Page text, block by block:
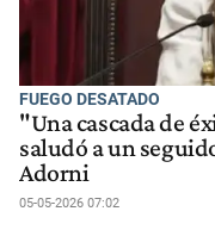
FUEGO DESATADO
"Una cascada de
saludó a un
Adorni
05-05-2026 07:02